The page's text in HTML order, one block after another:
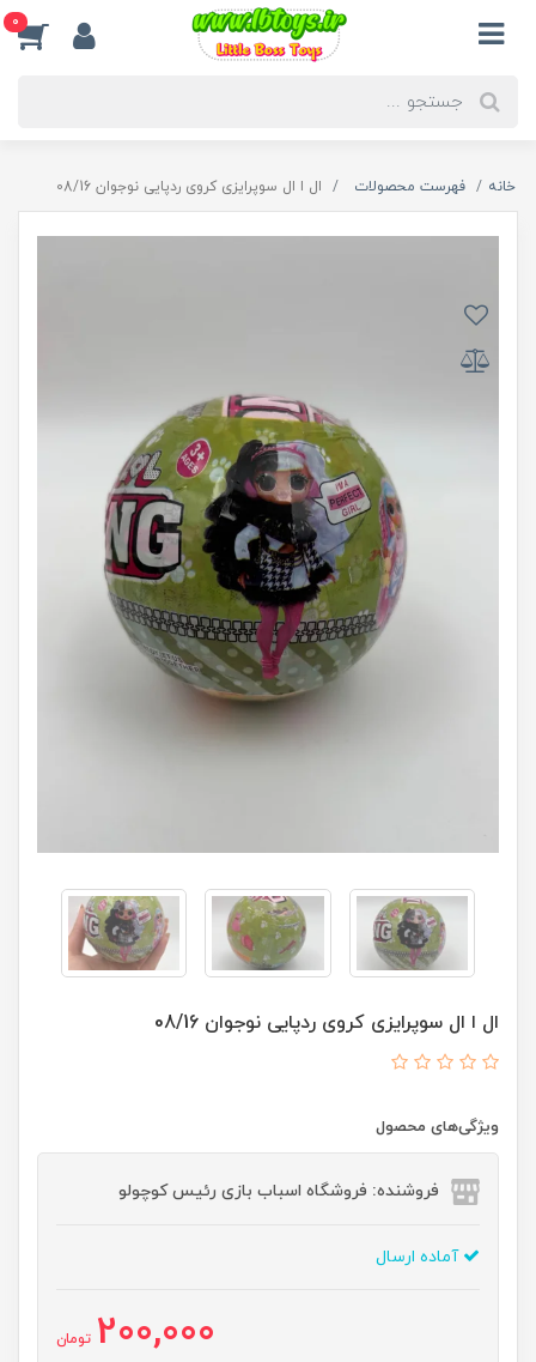
0
خانه فهرست محصولات ال ا ال سوپرایزی کروی ردپايی نوجوان 08/16
ال ا ال سوپرایزی کروی ردپايی نوجوان 08/16
ویژگی‌های محصول
فروشنده: فروشگاه اسباب بازی رئیس کوچولو
آماده ارسال
200,000 تومان